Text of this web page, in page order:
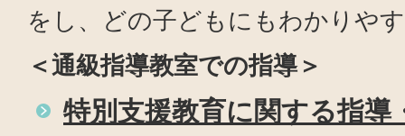
をし、どの子どもにもわかりや
＜通級指導教室での指導＞
特別支援教育に関する指導